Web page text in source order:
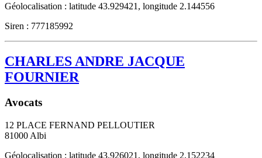
Géolocalisation : latitude 43.929421, longitude 2.144556
Siren : 777185992
CHARLES ANDRE JACQUE
FOURNIER
Avocats
12 PLACE FERNAND PELLOUTIER
81000 Albi
Géolocalisation : latitude 43.926021, longitude 2.152234